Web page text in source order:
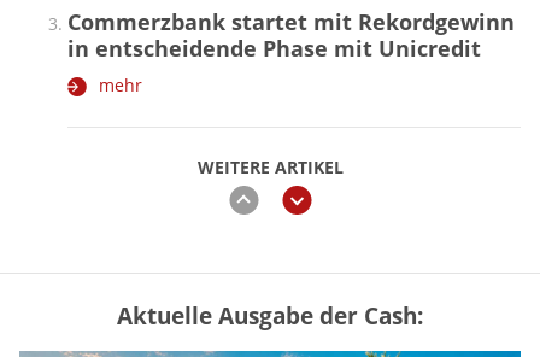
WEITERE ARTIKEL
zurückweiter
Commerzbank startet mit Rekordgewinn
in entscheidende Phase mit Unicredit
mehr
„Jung kauft Alt“ 2026: Neue Förderung im
Überblick – Tabelle mit Kreditbeträgen
Aktuelle Ausgabe der Cash: